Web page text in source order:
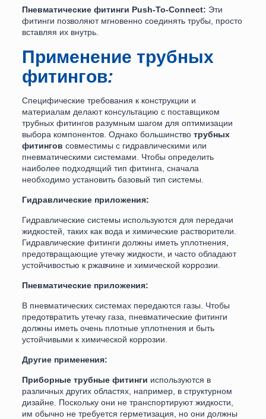
Пневматические фитинги Push-To-Connect: Эти
фитинги позволяют мгновенно соединять трубы, просто
вставляя их внутрь.
Применение трубных
фитингов:
Специфические требования к конструкции и
материалам делают консультацию с поставщиком
трубных фитингов разумным шагом для оптимизации
выбора компонентов. Однако большинство трубных
фитингов совместимы с гидравлическими или
пневматическими системами. Чтобы определить
наиболее подходящий тип фитинга, сначала
необходимо установить базовый тип системы.
Гидравлические приложения:
Гидравлические системы используются для передачи
жидкостей, таких как вода и химические растворители.
Гидравлические фитинги должны иметь уплотнения,
предотвращающие утечку жидкости, и часто обладают
устойчивостью к ржавчине и химической коррозии.
Пневматические приложения:
В пневматических системах передаются газы. Чтобы
предотвратить утечку газа, пневматические фитинги
должны иметь очень плотные уплотнения и быть
устойчивыми к химической коррозии.
Другие применения:
Приборные трубные фитинги используются в
различных других областях, например, в структурном
дизайне. Поскольку они не транспортируют жидкости,
им обычно не требуется герметизация, но они должны